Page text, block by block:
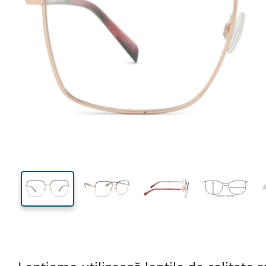
Înălțime lentilă Lățimea lentilei
Lățimea
lentilei